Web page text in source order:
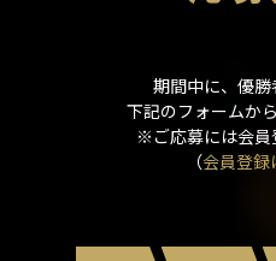
期間中に、優勝
下記のフォームか
※ご応募には会員
（会員登録